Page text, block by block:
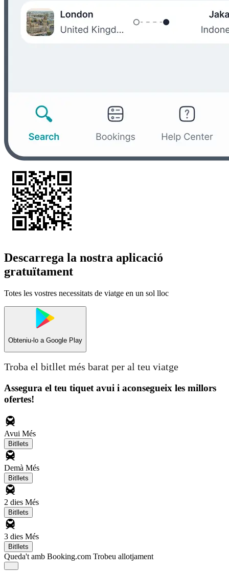
Descarrega la nostra aplicació
gratuïtament
Totes les vostres necessitats de viatge en un sol lloc
Obteniu-lo a Google Play
Troba el bitllet més barat per al teu viatge
Assegura el teu tiquet avui i aconsegueix les millors
ofertes!
Avui Més
Bitllets
Demà Més
Bitllets
2 dies Més
Bitllets
3 dies Més
Bitllets
Queda't amb Booking.com Trobeu allotjament